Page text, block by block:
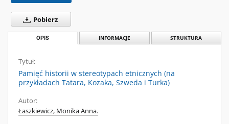
Pobierz
OPIS INFORMACJE STRUKTURA
Tytuł:
Pamięć historii w stereotypach etnicznych (na
przykładach Tatara, Kozaka, Szweda i Turka)
Autor:
Łaszkiewicz, Monika Anna.